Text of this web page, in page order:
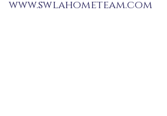
www.swlahometeam.com